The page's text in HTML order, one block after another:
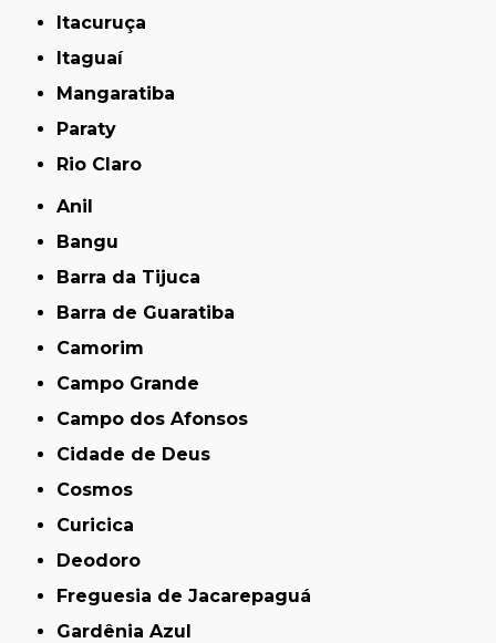
Itacuruça
Itaguaí
Mangaratiba
Paraty
Rio Claro
Anil
Bangu
Barra da Tijuca
Barra de Guaratiba
Camorim
Campo Grande
Campo dos Afonsos
Cidade de Deus
Cosmos
Curicica
Deodoro
Freguesia de Jacarepaguá
Gardênia Azul